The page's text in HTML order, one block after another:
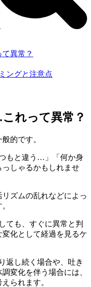
異常？
ングと注意点
れって異常？
的です。
もと違う…」「何か身
しゃるかもしれませ
ズムの乱れなどによっ
ても、すぐに異常と判
変化として経過を見るケ
返し続く場合や、吐き
変化を伴う場合には、
られます。